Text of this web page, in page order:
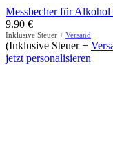
Messbecher für
9.90 €
Inklusive Steuer + Versand
(Inklusive Steuer +
jetzt personalisieren